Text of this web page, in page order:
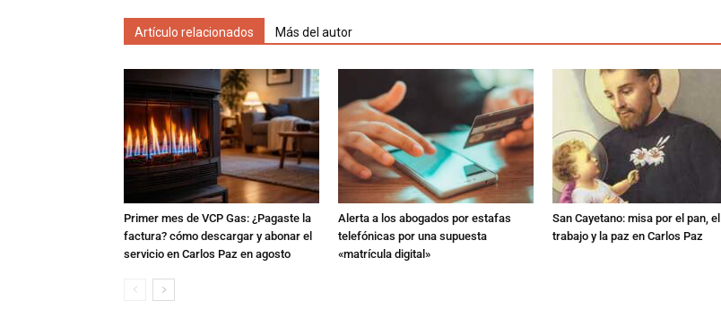
Artículo relacionados Más del autor
Primer mes de VCP Gas: ¿Pagaste la
factura? cómo descargar y abonar el
servicio en Carlos Paz en agosto
Alerta a los abogados por estafas
telefónicas por una supuesta
«matrícula digital»
San Cayetano: misa por el pan, el
trabajo y la paz en Carlos Paz